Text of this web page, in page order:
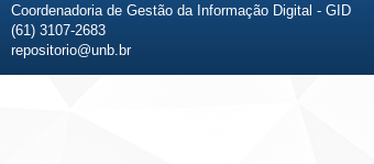
Coordenadoria de Gestão da Informação Digital - GID
(61) 3107-2683
repositorio@unb.br